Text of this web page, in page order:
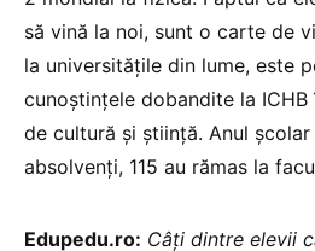
să vină la noi, sunt o carte de
la universitățile din lume, este
cunoștințele dobandite la
de cultură și știință. Anul
absolvenți, 115 au rămas la
Edupedu.ro: Câți dintre elevii